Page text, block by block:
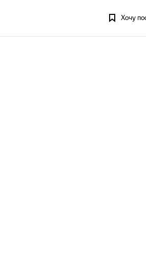
Хочу